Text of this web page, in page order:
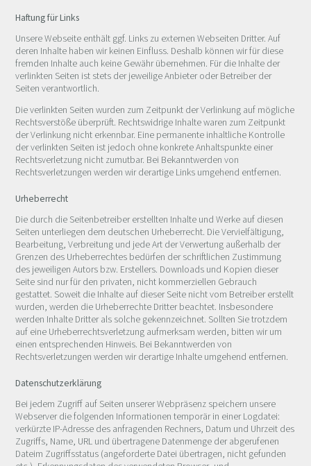
Haftung für Links
Unsere Webseite enthält ggf. Links zu externen Webseiten Dritter. Auf
deren Inhalte haben wir keinen Einfluss. Deshalb können wir für diese
fremden Inhalte auch keine Gewähr übernehmen. Für die Inhalte der
verlinkten Seiten ist stets der jeweilige Anbieter oder Betreiber der
Seiten verantwortlich.
Die verlinkten Seiten wurden zum Zeitpunkt der Verlinkung auf mögliche
Rechtsverstöße überprüft. Rechtswidrige Inhalte waren zum Zeitpunkt
der Verlinkung nicht erkennbar. Eine permanente inhaltliche Kontrolle
der verlinkten Seiten ist jedoch ohne konkrete Anhaltspunkte einer
Rechtsverletzung nicht zumutbar. Bei Bekanntwerden von
Rechtsverletzungen werden wir derartige Links umgehend entfernen.
Urheberrecht
Die durch die Seitenbetreiber erstellten Inhalte und Werke auf diesen
Seiten unterliegen dem deutschen Urheberrecht. Die Vervielfältigung,
Bearbeitung, Verbreitung und jede Art der Verwertung außerhalb der
Grenzen des Urheberrechtes bedürfen der schriftlichen Zustimmung
des jeweiligen Autors bzw. Erstellers. Downloads und Kopien dieser
Seite sind nur für den privaten, nicht kommerziellen Gebrauch
gestattet. Soweit die Inhalte auf dieser Seite nicht vom Betreiber erstellt
wurden, werden die Urheberrechte Dritter beachtet. Insbesondere
werden Inhalte Dritter als solche gekennzeichnet. Sollten Sie trotzdem
auf eine Urheberrechtsverletzung aufmerksam werden, bitten wir um
einen entsprechenden Hinweis. Bei Bekanntwerden von
Rechtsverletzungen werden wir derartige Inhalte umgehend entfernen.
Datenschutzerklärung
Bei jedem Zugriff auf Seiten unserer Webpräsenz speichern unsere
Webserver die folgenden Informationen temporär in einer Logdatei:
verkürzte IP-Adresse des anfragenden Rechners, Datum und Uhrzeit des
Zugriffs, Name, URL und übertragene Datenmenge der abgerufenen
Dateim Zugriffsstatus (angeforderte Datei übertragen, nicht gefunden